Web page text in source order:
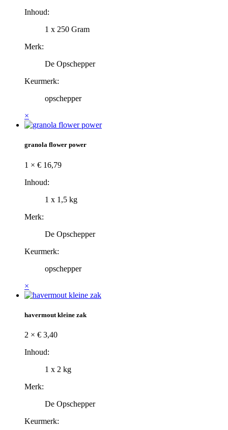
Inhoud:
1 x 250 Gram
Merk:
De Opschepper
Keurmerk:
opschepper
×
granola flower power
1 × € 16,79
Inhoud:
1 x 1,5 kg
Merk:
De Opschepper
Keurmerk:
opschepper
×
havermout kleine zak
2 × € 3,40
Inhoud:
1 x 2 kg
Merk:
De Opschepper
Keurmerk: